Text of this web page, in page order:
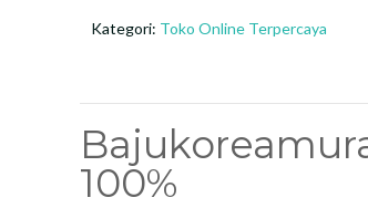
Kategori: Toko Online Terpercaya
100%